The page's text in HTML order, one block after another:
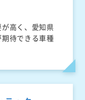
高く、愛知県
待できる車種